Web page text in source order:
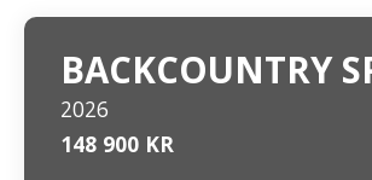
BACKCOUNTRY
2026
148 900 KR